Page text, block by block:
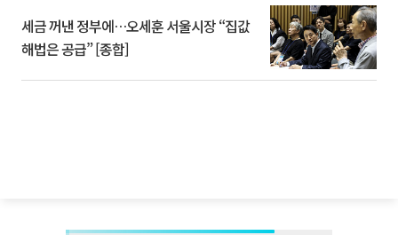
세금 꺼낸 정부에…오세훈 서울시장 “집값
해법은 공급” [종합]